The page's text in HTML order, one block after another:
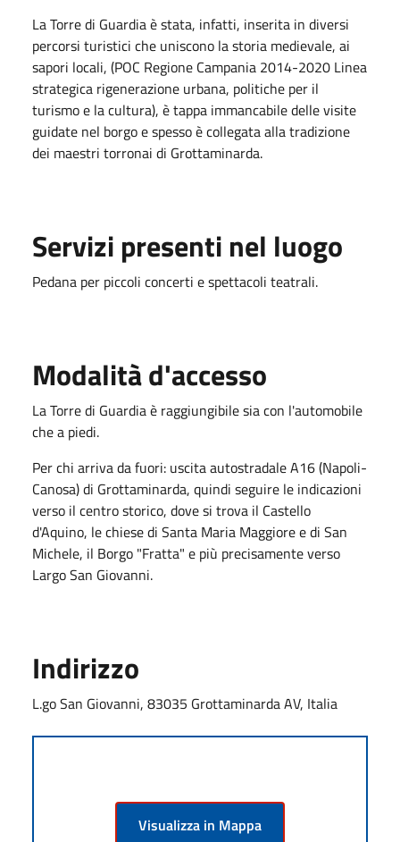
La Torre di Guardia è stata, infatti, inserita in diversi
percorsi turistici che uniscono la storia medievale, ai
sapori locali, (POC Regione Campania 2014-2020 Linea
strategica rigenerazione urbana, politiche per il
turismo e la cultura), è tappa immancabile delle visite
guidate nel borgo e spesso è collegata alla tradizione
dei maestri torronai di Grottaminarda.
Servizi presenti nel luogo
Pedana per piccoli concerti e spettacoli teatrali.
Modalità d'accesso
La Torre di Guardia è raggiungibile sia con l'automobile
che a piedi.
Per chi arriva da fuori: uscita autostradale A16 (Napoli-
Canosa) di Grottaminarda, quindi seguire le indicazioni
verso il centro storico, dove si trova il Castello
d'Aquino, le chiese di Santa Maria Maggiore e di San
Michele, il Borgo "Fratta" e più precisamente verso
Largo San Giovanni.
Indirizzo
L.go San Giovanni, 83035 Grottaminarda AV, Italia
Visualizza in Mappa